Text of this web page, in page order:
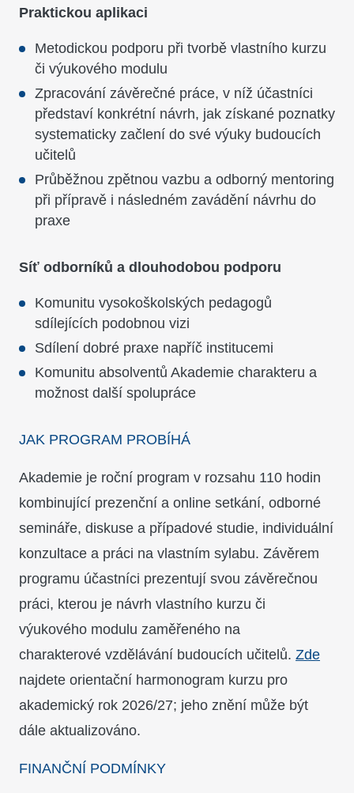
Praktickou aplikaci
Metodickou podporu při tvorbě vlastního kurzu
či výukového modulu
Zpracování závěrečné práce, v níž účastníci
představí konkrétní návrh, jak získané poznatky
systematicky začlení do své výuky budoucích
učitelů
Průběžnou zpětnou vazbu a odborný mentoring
při přípravě i následném zavádění návrhu do
praxe
Síť odborníků a dlouhodobou podporu
Komunitu vysokoškolských pedagogů
sdílejících podobnou vizi
Sdílení dobré praxe napříč institucemi
Komunitu absolventů Akademie charakteru a
možnost další spolupráce
JAK PROGRAM PROBÍHÁ
Akademie je roční program v rozsahu 110 hodin
kombinující prezenční a online setkání, odborné
semináře, diskuse a případové studie, individuální
konzultace a práci na vlastním sylabu. Závěrem
programu účastníci prezentují svou závěrečnou
práci, kterou je návrh vlastního kurzu či
výukového modulu zaměřeného na
charakterové vzdělávání budoucích učitelů. Zde
najdete orientační harmonogram kurzu pro
akademický rok 2026/27; jeho znění může být
dále aktualizováno.
FINANČNÍ PODMÍNKY